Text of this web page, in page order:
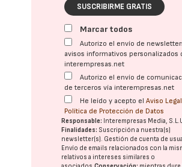
SUSCRIBIRME GRATIS
Marcar todos
Autorizo el envío de
avisos informativos personalizados
interempresas.net
Autorizo el envío de
de terceros vía interempresas.net
He leído y acepto elAviso Legal
Política de Protección de Datos
Responsable: Interempresas Media,
Finalidades: Suscripción a nuestra(s)
newsletter(s). Gestión de cuenta de
Envío de emails relacionados con la
relativos a intereses similares o